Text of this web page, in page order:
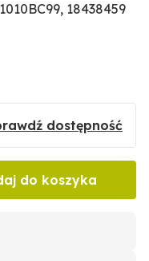
18438459
dostępność
do koszyka